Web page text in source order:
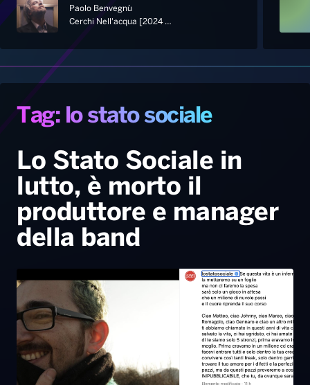
Home
Palinsesto
Hit Dance
Giochi&Concorsi
PALATOUR
Notizie
Locali
Musica e Spettacolo
Sport
Radio Norba Consiglia
Leggerissime
Playlist
Generale
Novità
Notiziario
Interviste
Oroscopo
Speciale Astrabilia 2026
Gallery
Radio Norba News TV
Voce al Bari
Battiti Live 2026
Gallery
Paolo Benvegnù
Cerchi Nell'acqua [2024 Remastered]
Tag: lo stato sociale
Lo Stato Sociale in
lutto, è morto il
produttore e manager
della band